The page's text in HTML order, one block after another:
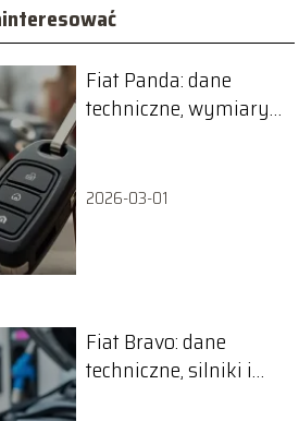
Fiat Panda: dane
techniczne, wymiary i
2026-03-01
Fiat Bravo: dane
techniczne, silniki i